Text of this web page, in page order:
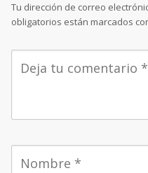
Tu dirección de correo
obligatorios están marcados